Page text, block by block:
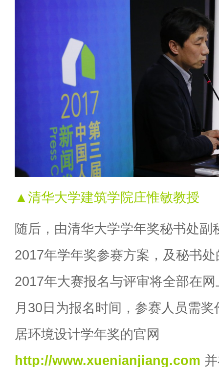
▲清华大学建筑学院庄惟敏教授
随后，由清华大学学年奖秘书处副
2017年学年奖参赛方案，及秘书
2017年大赛报名与评审将全部在
月30日为报名时间，参赛人员需
居环境设计学年奖的官网
http://www.xuenianjiang.com